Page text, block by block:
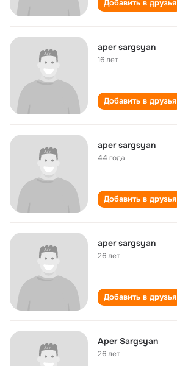
Добавить в друзья
aper sargsyan
16 лет
Добавить в друзья
aper sargsyan
44 года
Добавить в друзья
aper sargsyan
26 лет
Добавить в друзья
Aper Sargsyan
26 лет